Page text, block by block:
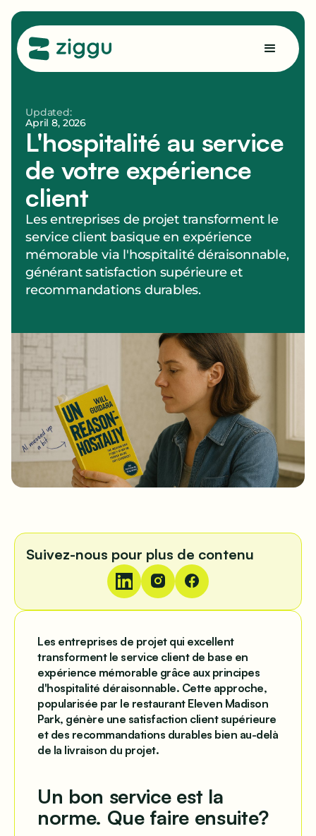
Updated:
April 8, 2026
L'hospitalité au service
de votre expérience
client
Les entreprises de projet transforment le
service client basique en expérience
mémorable via l'hospitalité déraisonnable,
générant satisfaction supérieure et
recommandations durables.
Suivez-nous pour plus de contenu
Les entreprises de projet qui excellent
transforment le service client de base en
expérience mémorable grâce aux principes
d'hospitalité déraisonnable. Cette approche,
popularisée par le restaurant Eleven Madison
Park, génère une satisfaction client supérieure
et des recommandations durables bien au-delà
de la livraison du projet.
Un bon service est la
norme. Que faire ensuite?